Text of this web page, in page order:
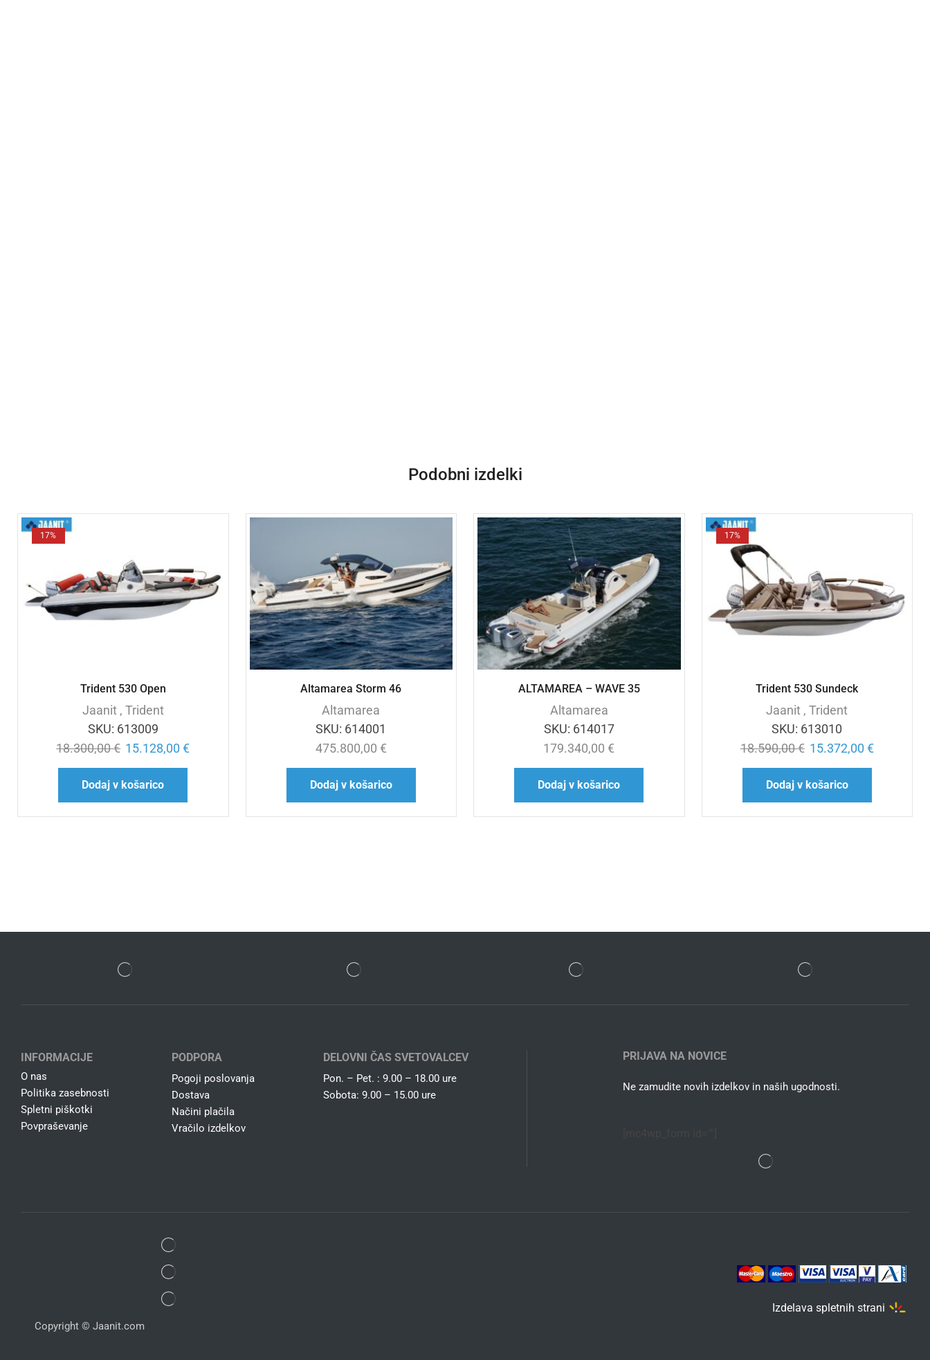
Podobni izdelki
17%
Trident 530 Open
Jaanit, Trident
SKU: 613009
18.300,00€ 15.128,00€
Dodaj v košarico
Altamarea Storm 46
Altamarea
SKU: 614001
475.800,00 €
Dodaj v košarico
ALTAMAREA – WAVE 35
Altamarea
SKU: 614017
179.340,00 €
Dodaj v košarico
17%
Trident 530 Sundeck
Jaanit ,Trident
SKU: 613010
18.590,00€ 15.372,00 €
Dodaj v košarico
INFORMACIJE
O nas
Politika zasebnosti
Spletni piškotki
Povpraševanje
PODPORA
Pogoji poslovanja
Dostava
Načini plačila
Vračilo izdelkov
DELOVNI ČAS SVETOVALCEV
Pon. – Pet. : 9.00 – 18.00 ure
Sobota: 9.00 – 15.00 ure
PRIJAVA NA NOVICE
Ne zamudite novih izdelkov in naših ugodnosti.
Copyright © Jaanit.com
Izdelava spletnih strani